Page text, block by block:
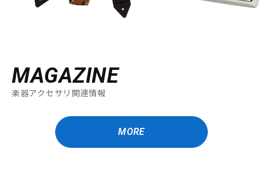
MAGAZINE
楽器アクセサリ関連情報
MORE